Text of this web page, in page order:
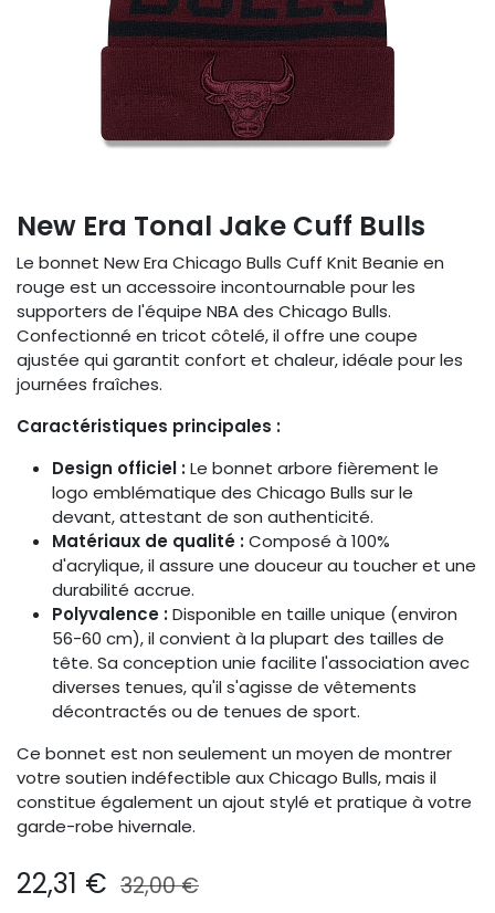
New Era Tonal Jake Cuff Bulls
Le bonnet New Era Chicago Bulls Cuff Knit Beanie en
rouge est un accessoire incontournable pour les
supporters de l'équipe NBA des Chicago Bulls.
Confectionné en tricot côtelé, il offre une coupe
ajustée qui garantit confort et chaleur, idéale pour les
journées fraîches.
Caractéristiques principales :
Design officiel :Le bonnet arbore fièrement le
logo emblématique des Chicago Bulls sur le
devant, attestant de son authenticité.
Matériaux de qualité :Composé à 100%
d'acrylique, il assure une douceur au toucher et une
durabilité accrue. ​
Polyvalence :Disponible en taille unique (environ
56-60 cm), il convient à la plupart des tailles de
tête. Sa conception unie facilite l'association avec
diverses tenues, qu'il s'agisse de vêtements
décontractés ou de tenues de sport.
Ce bonnet est non seulement un moyen de montrer
votre soutien indéfectible aux Chicago Bulls, mais il
constitue également un ajout stylé et pratique à votre
garde-robe hivernale.​
22,31 € 32,00€